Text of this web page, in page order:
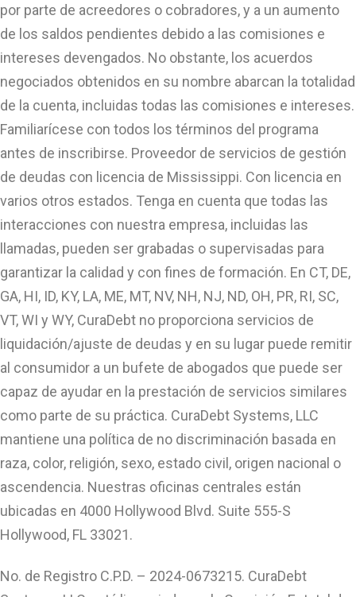
por parte de acreedores o cobradores, y a un aumento
de los saldos pendientes debido a las comisiones e
intereses devengados. No obstante, los acuerdos
negociados obtenidos en su nombre abarcan la totalidad
de la cuenta, incluidas todas las comisiones e intereses.
Familiarícese con todos los términos del programa
antes de inscribirse. Proveedor de servicios de gestión
de deudas con licencia de Mississippi. Con licencia en
varios otros estados. Tenga en cuenta que todas las
interacciones con nuestra empresa, incluidas las
llamadas, pueden ser grabadas o supervisadas para
garantizar la calidad y con fines de formación. En CT, DE,
GA, HI, ID, KY, LA, ME, MT, NV, NH, NJ, ND, OH, PR, RI, SC,
VT, WI y WY, CuraDebt no proporciona servicios de
liquidación/ajuste de deudas y en su lugar puede remitir
al consumidor a un bufete de abogados que puede ser
capaz de ayudar en la prestación de servicios similares
como parte de su práctica. CuraDebt Systems, LLC
mantiene una política de no discriminación basada en
raza, color, religión, sexo, estado civil, origen nacional o
ascendencia. Nuestras oficinas centrales están
ubicadas en 4000 Hollywood Blvd. Suite 555-S
Hollywood, FL 33021.
No. de Registro C.P.D. – 2024-0673215. CuraDebt